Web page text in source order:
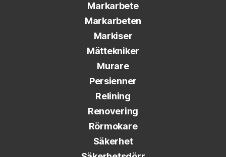
Markarbete
Markarbeten
Markiser
Mättekniker
Murare
Persienner
Relining
Renovering
Rörmokare
Säkerhet